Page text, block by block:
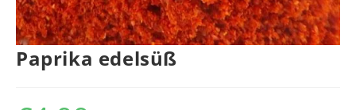
Paprika edelsüß